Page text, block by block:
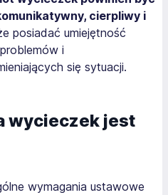
cierpliwy i
posiadać umiejętność
i
się sytuacji.
wycieczek jest
wymagania ustawowe